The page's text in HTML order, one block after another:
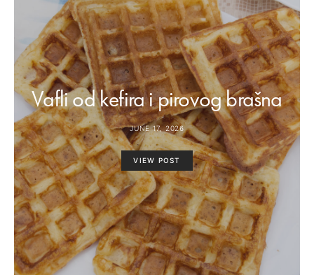
Vafli od kefira i pirovog brašna
JUNE 17, 2026
VIEW POST